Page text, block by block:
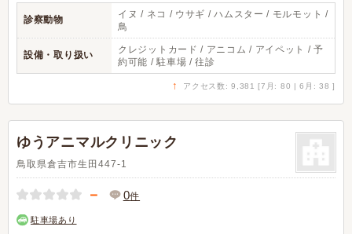
診察動物
イヌ / ネコ / ウサギ / ハムスター / モルモット /
鳥
設備・取り扱い
クレジットカード / アニコム / アイペット / 予
約可能 / 駐車場 / 往診
↑ アクセス数: 9,381 [7月: 80 | 6月: 38 ]
ゆうアニマルクリニック
鳥取県倉吉市生田447-1
－ 0件
駐車場あり